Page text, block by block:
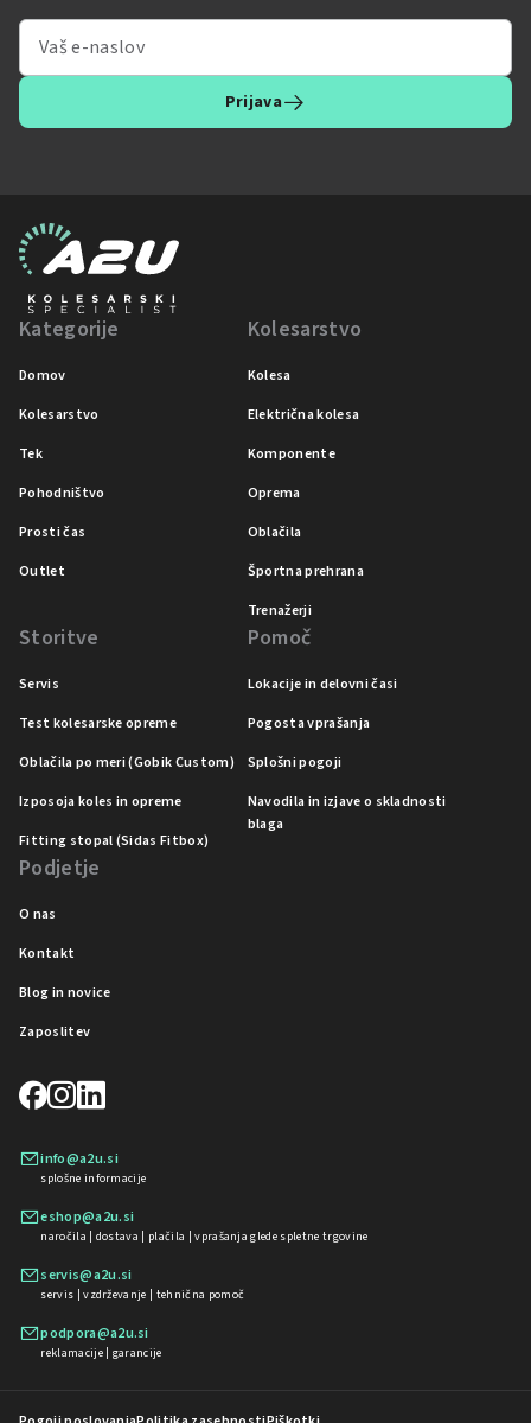
Prijava
Kategorije
Domov
Kolesarstvo
Tek
Pohodništvo
Prosti čas
Outlet
Kolesarstvo
Kolesa
Električna kolesa
Komponente
Oprema
Oblačila
Športna prehrana
Trenažerji
Storitve
Servis
Test kolesarske opreme
Oblačila po meri (Gobik Custom)
Izposoja koles in opreme
Fitting stopal (Sidas Fitbox)
Pomoč
Lokacije in delovni časi
Pogosta vprašanja
Splošni pogoji
Navodila in izjave o skladnosti
blaga
Podjetje
O nas
Kontakt
Blog in novice
Zaposlitev
info@a2u.si
splošne informacije
eshop@a2u.si
naročila | dostava | plačila | vprašanja glede spletne trgovine
servis@a2u.si
servis | vzdrževanje | tehnična pomoč
podpora@a2u.si
reklamacije | garancije